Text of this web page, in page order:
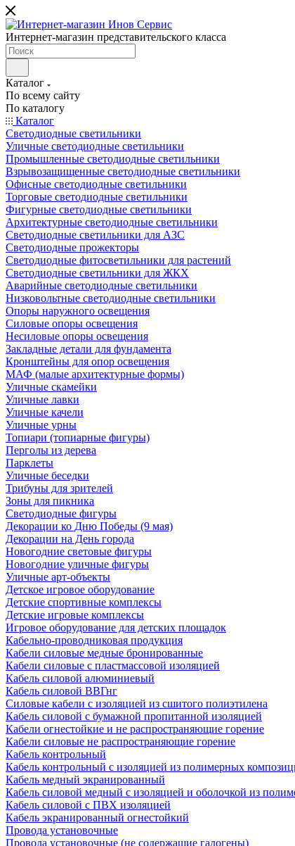
Интернет-магазин представительского класса
Каталог
По всему сайту
По каталогу
Каталог
Светодиодные светильники
Уличные светодиодные светильники
Промышленные светодиодные светильники
Взрывозащищенные светодиодные светильники
Офисные светодиодные светильники
Торговые светодиодные светильники
Фигурные светодиодные светильники
Архитектурные светодиодные светильники
Светодиодные светильники для АЗС
Светодиодные прожекторы
Светодиодные фитосветильники для растений
Светодиодные светильники для ЖКХ
Аварийные светодиодные светильники
Низковольтные светодиодные светильники
Опоры наружного освещения
Силовые опоры освещения
Несиловые опоры освещения
Закладные детали для фундамента
Кронштейны для опор освещения
МАФ (малые архитектурные формы)
Уличные скамейки
Уличные лавки
Уличные качели
Уличные урны
Топиари (топиарные фигуры)
Перголы из дерева
Парклеты
Уличные беседки
Трибуны для зрителей
Зоны для пикника
Светодиодные фигуры
Декорации ко Дню Победы (9 мая)
Декорации на День города
Новогодние световые фигуры
Новогодние уличные фигуры
Уличные арт-объекты
Детское игровое оборудование
Детские спортивные комплексы
Детские игровые комплексы
Игровое оборудование для детских площадок
Кабельно-проводниковая продукция
Кабели силовые медные бронированные
Кабели силовые с пластмассовой изоляцией
Кабель силовой алюминиевый
Кабель силовой ВВГнг
Силовые кабели с изоляцией из сшитого полиэтилена
Кабель силовой с бумажной пропитанной изоляцией
Кабели огнестойкие и не распространяющие горение
Кабели силовые не распространяющие горение
Кабель контрольный
Кабель контрольный с изоляцией из полимерных
Кабель медный экранированный
Кабель силовой медный с изоляцией и оболочкой из
Кабель силовой с ПВХ изоляцией
Кабель экранированный огнестойкий
Провода установочные
Провода установочные (не содержащие галогены)